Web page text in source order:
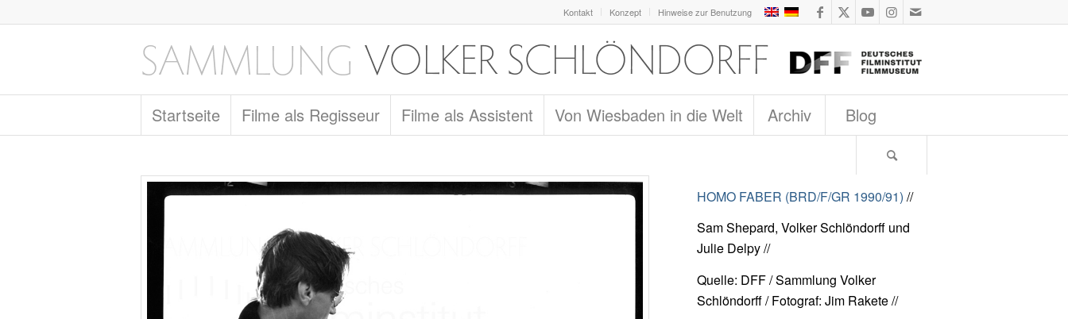
Kontakt Konzept Hinweise zur Benutzung
Startseite Filme als Regisseur Filme als Assistent Von Wiesbaden in die Welt Archiv Blog
HOMO FABER (BRD/F/GR 1990/91) //
Sam Shepard, Volker Schlöndorff und
Julie Delpy //
Quelle: DFF / Sammlung Volker
Schlöndorff / Fotograf: Jim Rakete //